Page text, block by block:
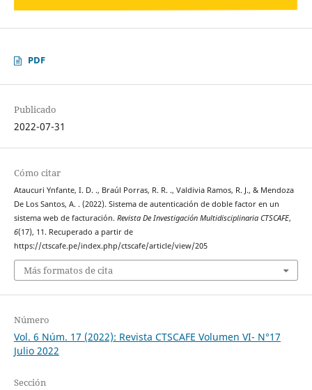
PDF
Publicado
2022-07-31
Cómo citar
Ataucuri Ynfante, I. D. ., Braúl Porras, R. R. ., Valdivia Ramos, R. J., & Mendoza
De Los Santos, A. . (2022). Sistema de autenticación de doble factor en un
sistema web de facturación. Revista De Investigación Multidisciplinaria CTSCAFE,
6(17), 11. Recuperado a partir de
https://ctscafe.pe/index.php/ctscafe/article/view/205
Más formatos de cita
Número
Vol. 6 Núm. 17 (2022): Revista CTSCAFE Volumen VI- N°17
Julio 2022
Sección